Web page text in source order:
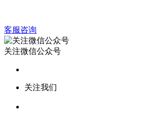
客服咨询
关注微信公众号
关注我们